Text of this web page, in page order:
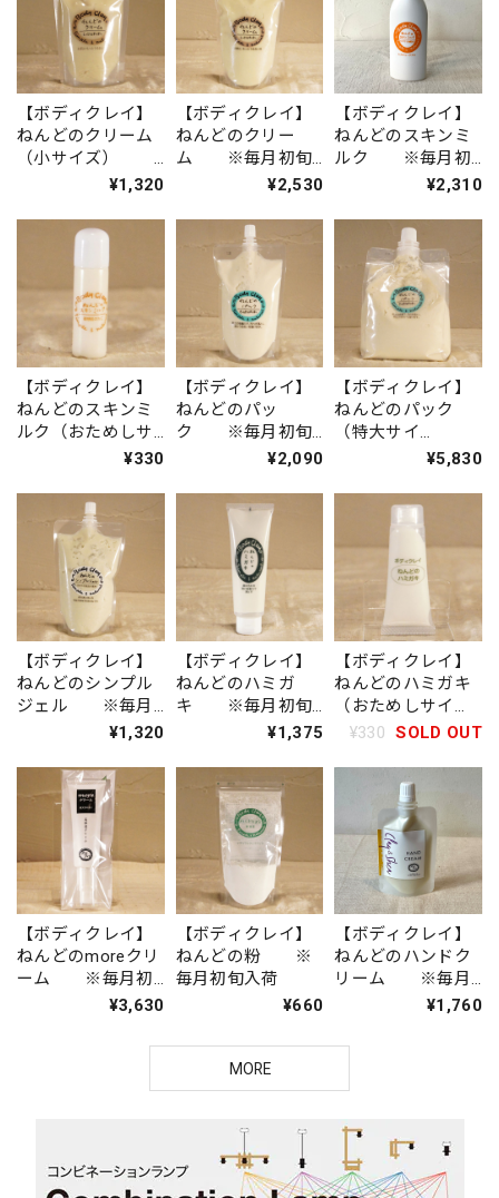
【ボディクレイ】
ねんどのクリーム
（小サイズ）
※毎月初旬入荷¥1,320
【ボディクレイ】
ねんどのクリー
ム ※毎月初旬
¥2,530
【ボディクレイ】
ねんどのスキンミ
ルク ※毎月初
¥2,310
【ボディクレイ】
ねんどのスキンミ
ルク（おためしサ
イズ） ※毎月
¥330
【ボディクレイ】
ねんどのパッ
ク ※毎月初旬
¥2,090
【ボディクレイ】
ねんどのパック
（特大サイ
ズ） ※毎月初
¥5,830
【ボディクレイ】
ねんどのシンプル
ジェル ※毎月
¥1,320
【ボディクレイ】
ねんどのハミガ
キ ※毎月初旬
¥1,375
【ボディクレイ】
ねんどのハミガキ
（おためしサイ
ズ） ※毎月初
¥330 SOLD OUT
【ボディクレイ】
ねんどのmoreクリ
ーム ※毎月初
¥3,630
【ボディクレイ】
ねんどの粉 ※
毎月初旬入荷
¥660
【ボディクレイ】
ねんどのハンドク
リーム ※毎月
¥1,760
MORE